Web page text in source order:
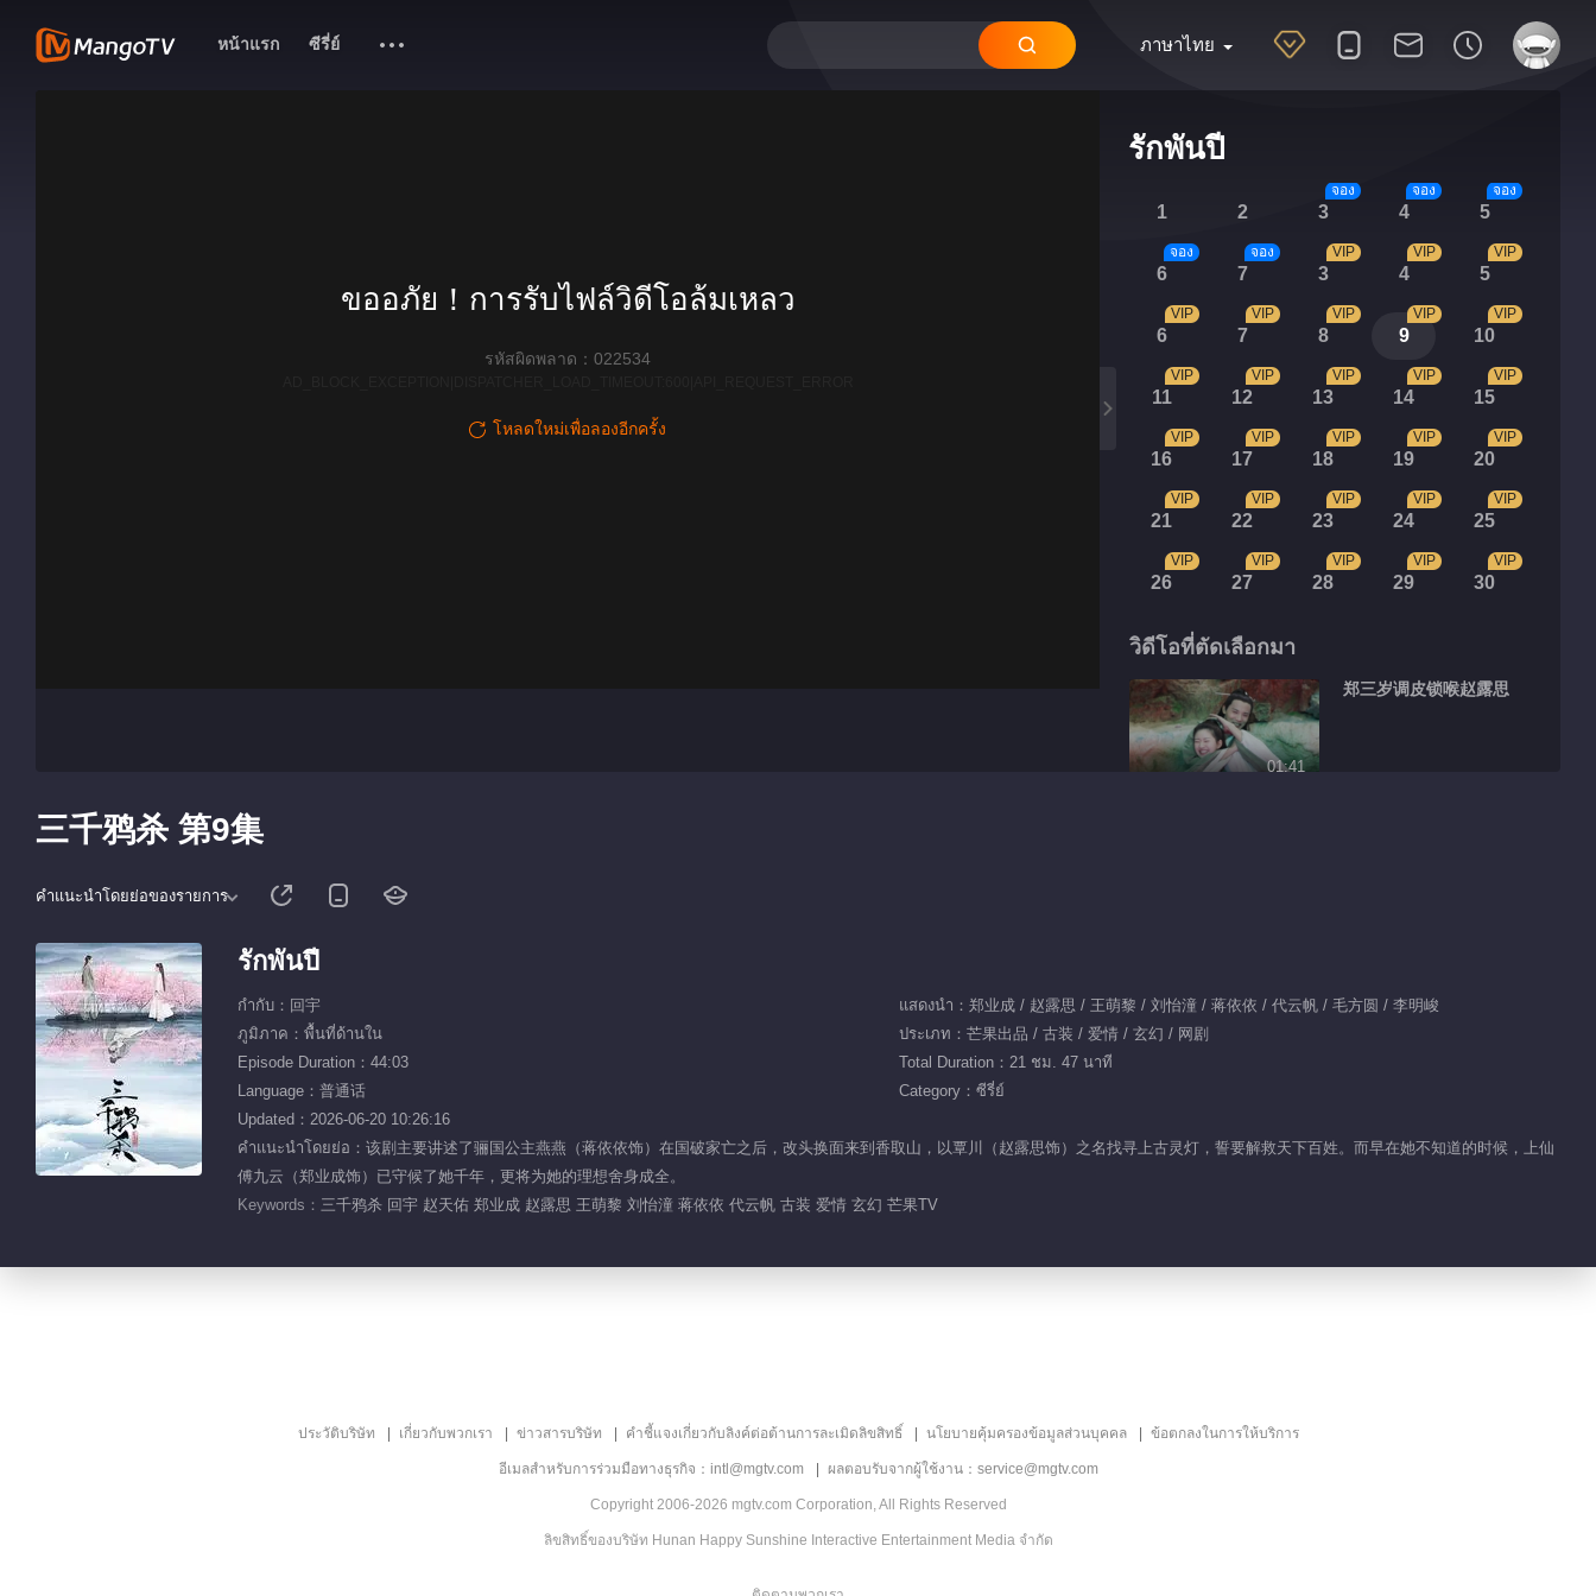
ภาษาไทย
หน้าแรก ซีรี่ย์
รักพันปี
1 2 3
จอง
4
จอง
5
จอง
6
จอง
7
จอง
3
VIP
4
VIP
5
VIP
6
VIP
7
VIP
8
VIP
9
VIP
10
VIP
11
VIP
12
VIP
13
VIP
14
VIP
15
VIP
16
VIP
17
VIP
18
VIP
19
VIP
20
VIP
21
VIP
22
VIP
23
VIP
24
VIP
25
VIP
26
VIP
27
VIP
28
VIP
29
VIP
30
VIP
วิดีโอที่ตัดเลือกมา
01:41
郑三岁调皮锁喉赵露思
00:55
01:55
02:41
ขออภัย！การรับไฟล์วิดีโอล้มเหลว
รหัสผิดพลาด：022534
โหลดใหม่เพื่อลองอีกครั้ง
三千鸦杀 第9集
คำแนะนำโดยย่อของรายการ
รักพันปี
กำกับ：回宇
แสดงนำ：郑业成 / 赵露思 / 王萌黎 / 刘怡潼 / 蒋依依 / 代云帆 / 毛方圆 / 李明峻
ภูมิภาค：พื้นที่ด้านใน
ประเภท：芒果出品 / 古装 / 爱情 / 玄幻 / 网剧
Episode Duration：44:03
Total Duration：21 ชม. 47 นาที
Language：普通话
Category：ซีรี่ย์
Updated：2026-06-20 10:26:16
คำแนะนำโดยย่อ：该剧主要讲述了骊国公主燕燕（蒋依依饰）在国破家亡之后，改头换面来到香取山，以覃川（赵露思饰）之名找寻上古灵灯，誓要解救天下百姓。而早在她不知道的时候，上仙
傅九云（郑业成饰）已守候了她千年，更将为她的理想舍身成全。
Keywords： 三千鸦杀 回宇 赵天佑 郑业成 赵露思 王萌黎 刘怡潼 蒋依依 代云帆 古装 爱情 玄幻 芒果TV
ประวัติบริษัท เกี่ยวกับพวกเรา ข่าวสารบริษัท คำชี้แจงเกี่ยวกับลิงค์ต่อต้านการละเมิดลิขสิทธิ์ นโยบายคุ้มครองข้อมูลส่วนบุคคล ข้อตกลงในการให้บริการ
อีเมลสำหรับการร่วมมือทางธุรกิจ：intl@mgtv.com ผลตอบรับจากผู้ใช้งาน：service@mgtv.com
Copyright 2006-2026 mgtv.com Corporation, All Rights Reserved
ลิขสิทธิ์ของบริษัท Hunan Happy Sunshine Interactive Entertainment Media จำกัด